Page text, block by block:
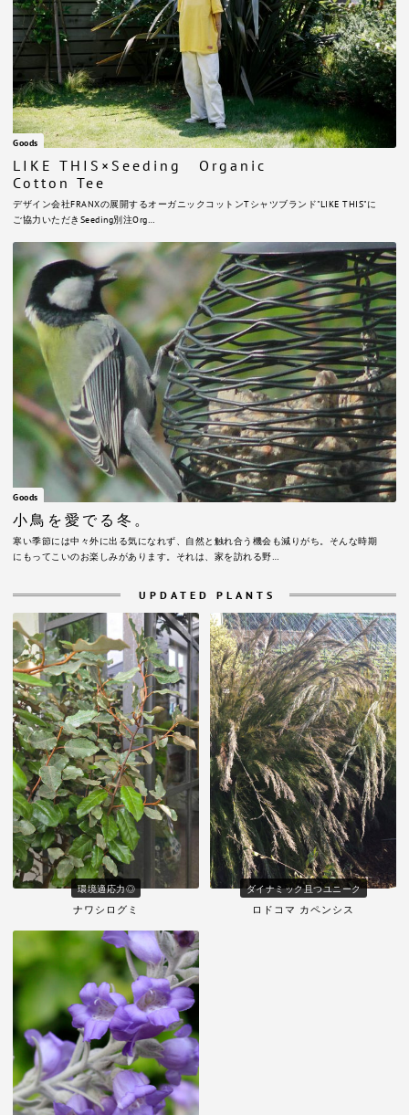
Goods
LIKE THIS×Seeding Organic
Cotton Tee
デザイン会社FRANXの展開するオーガニックコットンTシャツブランド"LIKE THIS"に
ご協力いただきSeeding別注Org…
Goods
小鳥を愛でる冬。
寒い季節には中々外に出る気になれず、自然と触れ合う機会も減りがち。そんな時期
にもってこいのお楽しみがあります。それは、家を訪れる野…
UPDATED PLANTS
環境適応力◎
ナワシログミ
ダイナミック且つユニーク
ロドコマ カペンシス